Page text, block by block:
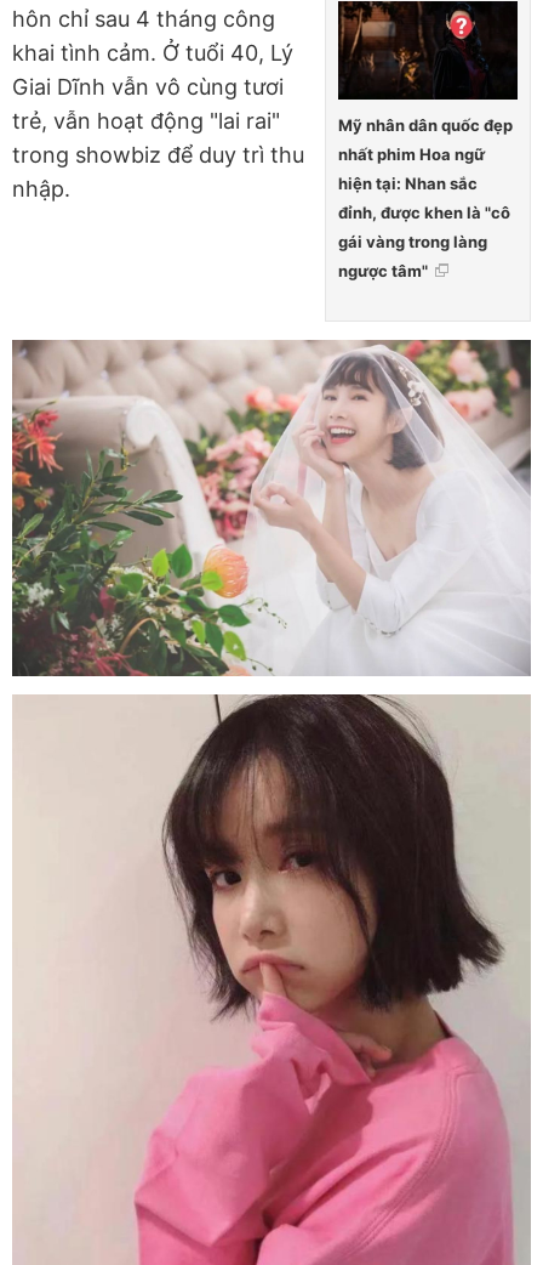
Mỹ nhân dân quốc đẹp
nhất phim Hoa ngữ
hiện tại: Nhan sắc
đỉnh, được khen là "cô
gái vàng trong làng
ngược tâm"
hôn chỉ sau 4 tháng công
khai tình cảm. Ở tuổi 40, Lý
Giai Dĩnh vẫn vô cùng tươi
trẻ, vẫn hoạt động "lai rai"
trong showbiz để duy trì thu
nhập.